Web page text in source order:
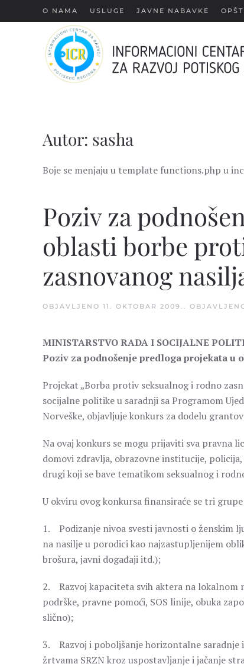
content
О NAMA USLUGE JAVNE NABAVKE
Autor: sasha
Boje se menjaju u template functions.php u
Poziv za
oblasti borbe
zasnovanog
OBJAVLJENO 11. OKTOBAR 2009. .
MINISTARSTVO RADA I SOCIJALNE
Poziv za podnošenje predloga projekata
Projekat „Borba protiv seksualnog i rodno
socijalne politike u saradnji sa Programom
Norveške, objavljuje konkurs za dodelu
Na ovaj konkurs se mogu prijaviti sva pravna
domovi zdravlja, obrazovne institucije,
drugi koji se bave tematikom seksualnog i
U okviru ovog konkursa finansiraće se tri
1. Podizanje nivoa svesti javnosti o ženskim
na nasilje u porodici kao najzastupljenijem
brošura, javni događaji itd.);
2. Razvoj kapaciteta svih aktera na lokalnom
podrške, pravne pomoći, SOS linije, obuka
slično);
3. Razvoj i poboljšanje horizontalne
žrtvama SRZN kroz uspostavljanje i jačanje